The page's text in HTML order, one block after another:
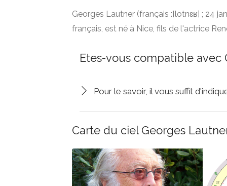
Georges Lautner (français :[lotnɛʁ] ; 24
français, est né à Nice, fils de l'actrice
Etes-vous compatible avec
Pour le savoir, il vous suffit
Carte du ciel Georges